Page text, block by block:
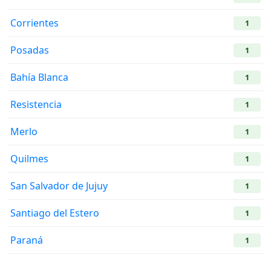
Corrientes 1
Posadas 1
Bahía Blanca 1
Resistencia 1
Merlo 1
Quilmes 1
San Salvador de Jujuy 1
Santiago del Estero 1
Paraná 1